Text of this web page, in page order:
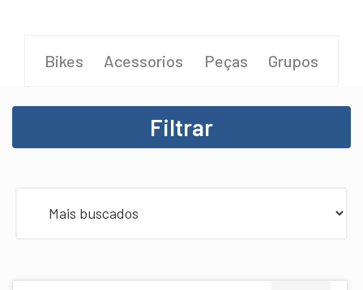
Bikes Acessorios Peças Grupos
Filtrar